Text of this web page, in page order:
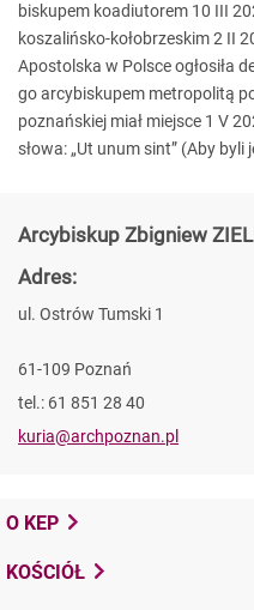
biskupem koadiutorem 10 III
koszalińsko-kołobrzeskim 2 II
Apostolska w Polsce ogłosiła
go arcybiskupem metropolitą
poznańskiej miał miejsce 1 V
słowa: „Ut unum sint” (Aby byli
Arcybiskup Zbigniew
Adres:
ul. Ostrów Tumski 1
61-109 Poznań
tel.: 61 851 28 40
kuria@archpoznan.pl
O KEP
KOŚCIÓŁ